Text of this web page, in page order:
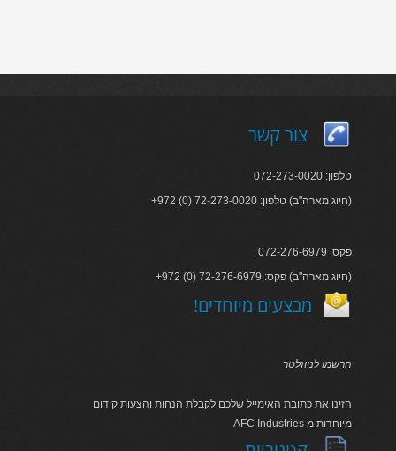
צור קשר
טלפון: 072-273-0020
+972 (0) 72-273-0020 :חיוג מארה"ב) טלפון)
פקס: 072-276-6979
+972 (0) 72-276-6979 :חיוג מארה"ב) פקס)
!מבצעים מיוחדים
הרשמו לניוזלטר
הזינו את כתובת האימייל שלכם לקבלת הנחות והצעות קידום
AFC Industries מיוחדות מ